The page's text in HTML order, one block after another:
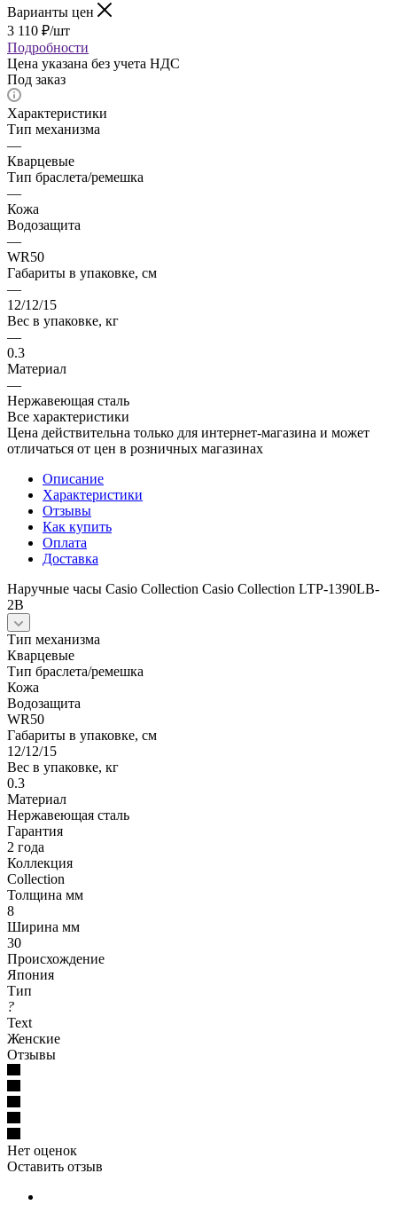
Варианты цен
3 110 ₽/шт
Подробности
Цена указана без учета НДС
Под заказ
Характеристики
Тип механизма
—
Кварцевые
Тип браслета/ремешка
—
Кожа
Водозащита
—
WR50
Габариты в упаковке, см
—
12/12/15
Вес в упаковке, кг
—
0.3
Материал
—
Нержавеющая сталь
Все характеристики
Цена действительна только для интернет-магазина и может
отличаться от цен в розничных магазинах
Описание
Характеристики
Отзывы
Как купить
Оплата
Доставка
Наручные часы Casio Collection Casio Collection LTP-1390LB-
2B
Тип механизма
Кварцевые
Тип браслета/ремешка
Кожа
Водозащита
WR50
Габариты в упаковке, см
12/12/15
Вес в упаковке, кг
0.3
Материал
Нержавеющая сталь
Гарантия
2 года
Коллекция
Collection
Толщина мм
8
Ширина мм
30
Происхождение
Япония
Тип
?
Text
Женские
Отзывы
Нет оценок
Оставить отзыв